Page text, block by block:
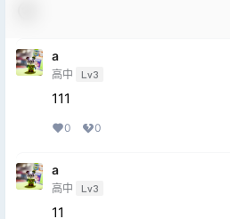
a
高中 Lv3
111
0 0
a
高中 Lv3
11